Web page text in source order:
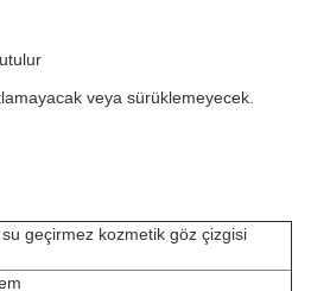
veya sürüklemeyecek.
geçirmez kozmetik göz çizgisi